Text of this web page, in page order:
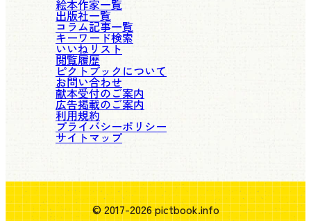
絵本作家一覧
出版社一覧
コラム記事一覧
キーワード検索
いいねリスト
閲覧履歴
ピクトブックについて
お問い合わせ
献本受付のご案内
広告掲載のご案内
利用規約
プライバシーポリシー
サイトマップ
© 2017-2026 pictbook.info